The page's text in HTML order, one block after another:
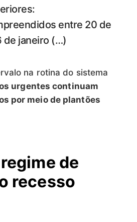
entre 20 de
de janeiro (…)
na rotina do sistema
urgentes continuam
por meio de plantões
de
recesso